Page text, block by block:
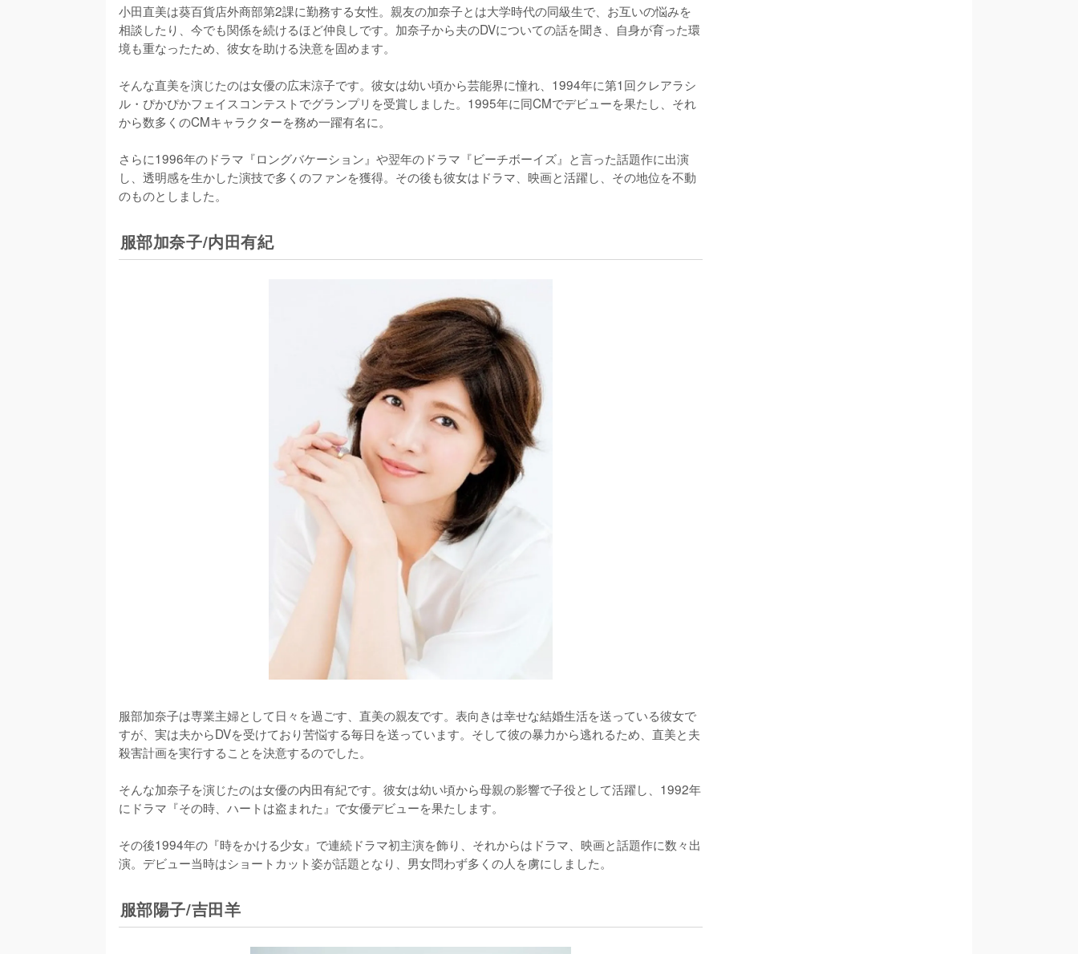
小田直美は葵百貨店外商部第2課に勤務する女性。親友の加奈子とは大学時代の同級生で、お互いの悩みを
相談したり、今でも関係を続けるほど仲良しです。加奈子から夫のDVについての話を聞き、自身が育った環
境も重なったため、彼女を助ける決意を固めます。
そんな直美を演じたのは女優の広末涼子です。彼女は幼い頃から芸能界に憧れ、1994年に第1回クレアラシ
ル・ぴかぴかフェイスコンテストでグランプリを受賞しました。1995年に同CMでデビューを果たし、それ
から数多くのCMキャラクターを務め一躍有名に。
さらに1996年のドラマ『ロングバケーション』や翌年のドラマ『ビーチボーイズ』と言った話題作に出演
し、透明感を生かした演技で多くのファンを獲得。その後も彼女はドラマ、映画と活躍し、その地位を不動
のものとしました。
服部加奈子/内田有紀
服部加奈子は専業主婦として日々を過ごす、直美の親友です。表向きは幸せな結婚生活を送っている彼女で
すが、実は夫からDVを受けており苦悩する毎日を送っています。そして彼の暴力から逃れるため、直美と夫
殺害計画を実行することを決意するのでした。
そんな加奈子を演じたのは女優の内田有紀です。彼女は幼い頃から母親の影響で子役として活躍し、1992年
にドラマ『その時、ハートは盗まれた』で女優デビューを果たします。
その後1994年の『時をかける少女』で連続ドラマ初主演を飾り、それからはドラマ、映画と話題作に数々出
演。デビュー当時はショートカット姿が話題となり、男女問わず多くの人を虜にしました。
服部陽子/吉田羊